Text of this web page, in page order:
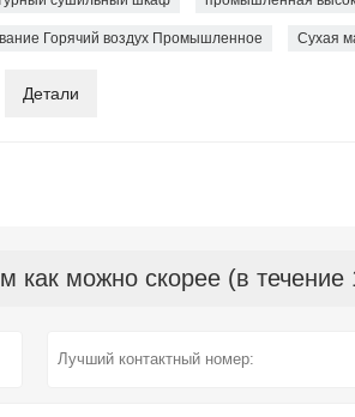
Горячий воздух Промышленное Сухая
Детали
можно скорее (в течение